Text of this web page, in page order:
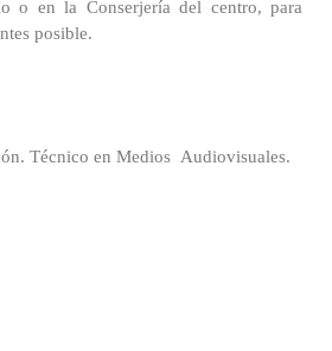
o en la Conserjería del centro, para
posible.
Técnico en Medios Audiovisuales.